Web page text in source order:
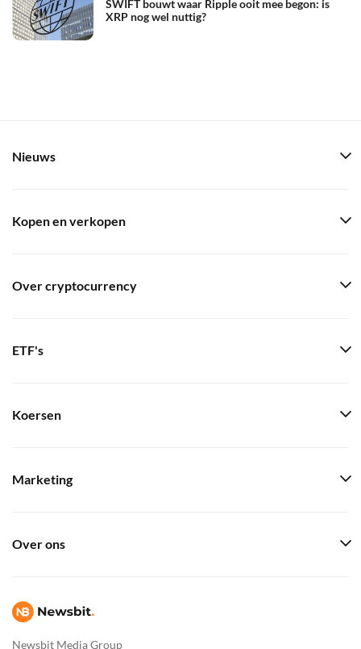
SWIFT bouwt waar Ripple ooit mee begon: is
XRP nog wel nuttig?
Newsbit Media Group
Nieuws
Kopen en verkopen
Over cryptocurrency
ETF's
Koersen
Marketing
Over ons